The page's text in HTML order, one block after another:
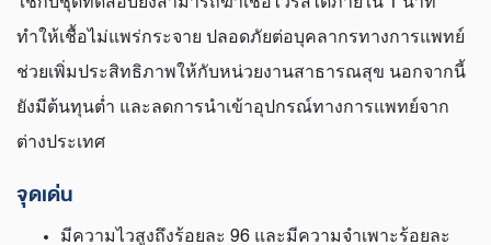
ทำให้เชื้อไม่แพร่กระจาย ปลอดภัยต่อบุคลากรทางการแพทย์
ช่วยเพิ่มประสิทธิภาพให้กับหน่วยงานสาธารณสุข นอกจากนี้
ยังมีต้นทุนต่ำ และลดการนำเข้าอุปกรณ์ทางการแพทย์จาก
ต่างประเทศ
จุดเด่น
มีความไวสูงถึงร้อยละ 96 และมีความจำเพาะร้อยละ